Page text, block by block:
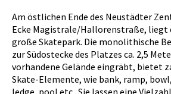
Am östlichen Ende des Neustädter
Ecke Magistrale/Hallorenstraße, liegt
große Skatepark. Die monolithische
zur Südostecke des Platzes ca. 2,5
vorhandene Gelände eingräbt, bietet
Skate-Elemente, wie bank, ramp,
ledge, pool etc.. Sie lassen eine